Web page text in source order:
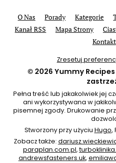
O Nas Porady Kategorie
Kanał RSS
Mapa Strony
Kontakt
Zresetuj
© 2026 Yummy Recipes
Pełna treść lub jakakolwiek jej
ani wykorzystywana w
pisemnej zgody. Drukowanie
Stworzony przy użyciu Hugo,
Zobacz także:
paraplan.com.pl,
andrewsfasteners.uk,